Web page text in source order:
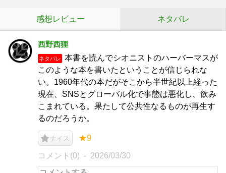
感想レビュー ネタバレ
西野西狸
ネタバレ
本書を読んでシオニストのハーバーマスが
このような本を書いたということが信じられな
い。1960年代の本だがそこから半世紀以上経った
現在、SNSとグローバル化で事態は悪化し、飲み
こまれている。果たして公共性なるものが再生す
るのだろうか。
ナイス ★9
コメント(0) 2026/03/30